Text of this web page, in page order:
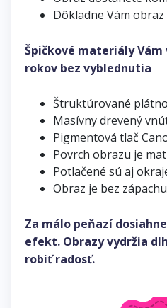
Dôkladne Vám
Špičkové materiály
rokov bez vyblednutia
Štruktúrované plátno
Masívny drevený
Pigmentová tlač
Povrch obrazu je
Potlačené sú aj
Obraz je bez
Za málo peňazí
efekt. Obrazy vydržia
robiť radosť.